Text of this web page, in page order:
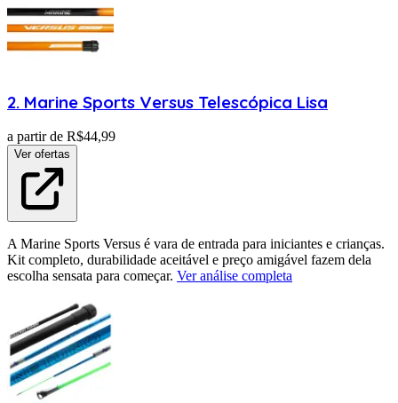
2. Marine Sports Versus Telescópica Lisa
a partir de R$44,99
Ver ofertas
A Marine Sports Versus é vara de entrada para iniciantes e crianças.
Kit completo, durabilidade aceitável e preço amigável fazem dela
escolha sensata para começar. Ver análise completa